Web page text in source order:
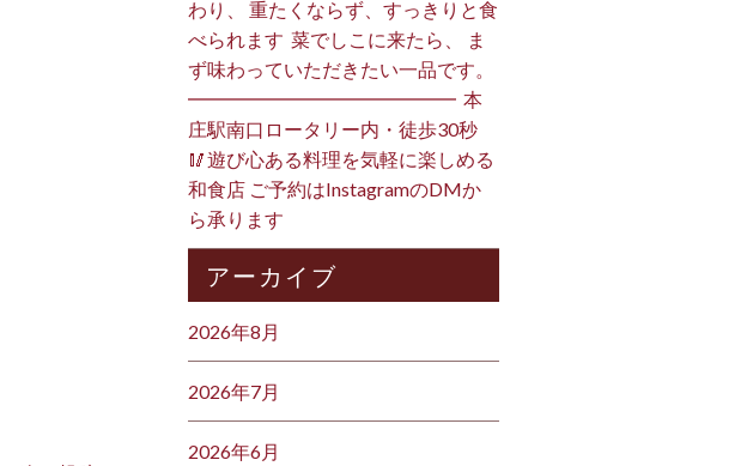
わり、 重たくならず、すっきりと食
べられます️ ⁡ 菜でしこに来たら、 ま
ず味わっていただきたい一品です。 ⁡
━━━━━━━━━━━━━━ ⁡ 本
庄駅南口ロータリー内・徒歩30秒
🥢遊び心ある料理を気軽に楽しめる
和食店 ご予約はInstagramのDMか
ら承ります ⁡
アーカイブ
2026年8月
2026年7月
2026年6月